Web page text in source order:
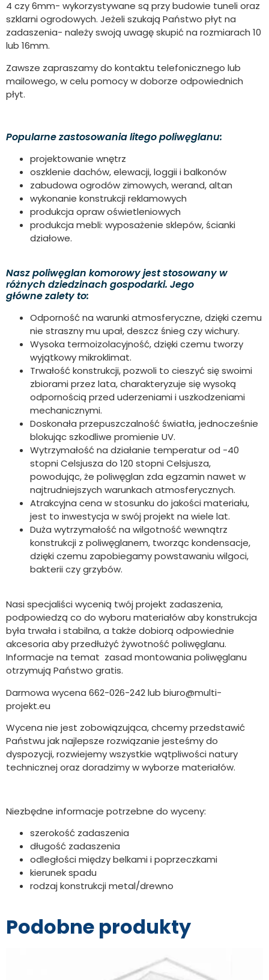
4 czy 6mm- wykorzystywane są przy budowie tuneli oraz
szklarni ogrodowych. Jeżeli szukają Państwo płyt na
zadaszenia- należy swoją uwagę skupić na rozmiarach 10
lub 16mm.
Zawsze zapraszamy do kontaktu telefonicznego lub
mailowego, w celu pomocy w doborze odpowiednich
płyt.
Popularne zastosowania litego poliwęglanu:
projektowanie wnętrz
oszklenie dachów, elewacji, loggii i balkonów
zabudowa ogrodów zimowych, werand, altan
wykonanie konstrukcji reklamowych
produkcja opraw oświetleniowych
produkcja mebli: wyposażenie sklepów, ścianki
działowe.
Nasz poliwęglan komorowy jest stosowany w
różnych dziedzinach gospodarki. Jego
główne zalety to:
Odporność na warunki atmosferyczne, dzięki czemu
nie straszny mu upał, deszcz śnieg czy wichury.
Wysoka termoizolacyjność, dzięki czemu tworzy
wyjątkowy mikroklimat.
Trwałość konstrukcji, pozwoli to cieszyć się swoimi
zbiorami przez lata, charakteryzuje się wysoką
odpornością przed uderzeniami i uszkodzeniami
mechanicznymi.
Doskonała przepuszczalność światła, jednocześnie
blokując szkodliwe promienie UV.
Wytrzymałość na działanie temperatur od -40
stopni Celsjusza do 120 stopni Celsjusza,
powodując, że poliwęglan zda egzamin nawet w
najtrudniejszych warunkach atmosferycznych.
Atrakcyjna cena w stosunku do jakości materiału,
jest to inwestycja w swój projekt na wiele lat.
Duża wytrzymałość na wilgotność wewnątrz
konstrukcji z poliwęglanem, tworząc kondensacje,
dzięki czemu zapobiegamy powstawaniu wilgoci,
bakterii czy grzybów.
Nasi specjaliści wycenią twój projekt zadaszenia,
podpowiedzą co do wyboru materiałów aby konstrukcja
była trwała i stabilna, a także dobiorą odpowiednie
akcesoria aby przedłużyć żywotność poliwęglanu.
Informacje na temat zasad montowania poliwęglanu
otrzymują Państwo gratis.
Darmowa wycena 662-026-242 lub biuro@multi-
projekt.eu
Wycena nie jest zobowiązująca, chcemy przedstawić
Państwu jak najlepsze rozwiązanie jesteśmy do
dyspozycji, rozwiejemy wszystkie wątpliwości natury
technicznej oraz doradzimy w wyborze materiałów.
Niezbędne informacje potrzebne do wyceny:
szerokość zadaszenia
długość zadaszenia
odległości między belkami i poprzeczkami
kierunek spadu
rodzaj konstrukcji metal/drewno
Podobne produkty